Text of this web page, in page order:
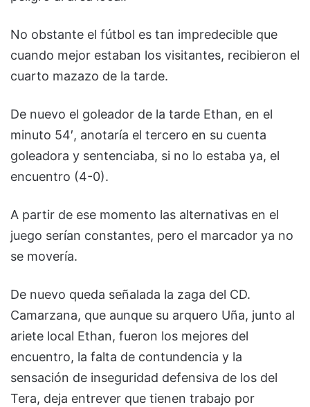
No obstante el fútbol es tan impredecible que
cuando mejor estaban los visitantes, recibieron el
cuarto mazazo de la tarde.
De nuevo el goleador de la tarde Ethan, en el
minuto 54′, anotaría el tercero en su cuenta
goleadora y sentenciaba, si no lo estaba ya, el
encuentro (4-0).
A partir de ese momento las alternativas en el
juego serían constantes, pero el marcador ya no
se movería.
De nuevo queda señalada la zaga del CD.
Camarzana, que aunque su arquero Uña, junto al
ariete local Ethan, fueron los mejores del
encuentro, la falta de contundencia y la
sensación de inseguridad defensiva de los del
Tera, deja entrever que tienen trabajo por